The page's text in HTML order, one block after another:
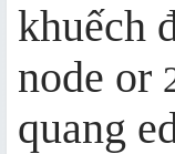
khuếch
node or
quang